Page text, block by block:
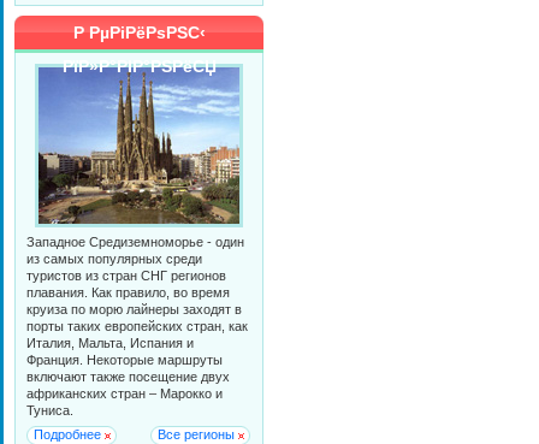
Р РµРіРёРѕРЅС‹
РїР»Р°РІР°РЅРёСЏ
Западное Средиземноморье - один
из самых популярных среди
туристов из стран СНГ регионов
плавания. Как правило, во время
круиза по морю лайнеры заходят в
порты таких европейских стран, как
Италия, Мальта, Испания и
Франция. Некоторые маршруты
включают также посещение двух
африканских стран – Марокко и
Туниса.
Подробнее
Все регионы